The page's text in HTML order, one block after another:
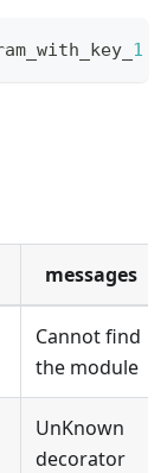
1
messages
Cannot find
the module
UnKnown
decorator